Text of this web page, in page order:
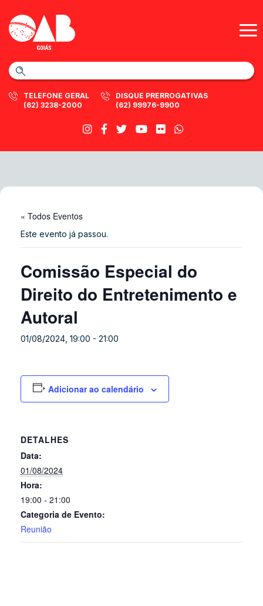
TELEFONE GERAL
(62) 3238-2000
DISQUE PRERROGATIVAS
(62) 99976-9900
« Todos Eventos
Este evento já passou.
Comissão Especial do
Direito do Entretenimento e
Autoral
01/08/2024, 19:00 - 21:00
Adicionar ao calendário
DETALHES
Data:
01/08/2024
Hora:
19:00 - 21:00
Categoria de Evento:
Reunião